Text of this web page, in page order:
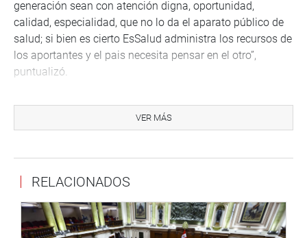
generación sean con atención digna, oportunidad,
calidad, especialidad, que no lo da el aparato público de
salud; si bien es cierto EsSalud administra los recursos de
los aportantes y el pais necesita pensar en el otro”,
puntualizó.
costo beneficio de cada institución, y hacer una
ponderación de derechos. “El Ministerio Público tiene
hablar en un solo código para que haya celeridad.
recursos en el engranaje para acceder a justicia y no
capitalizan el aprendizaje, por lo que debería haber un
VER MÁS
RELACIONADOS